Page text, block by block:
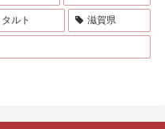
タルト 滋賀県